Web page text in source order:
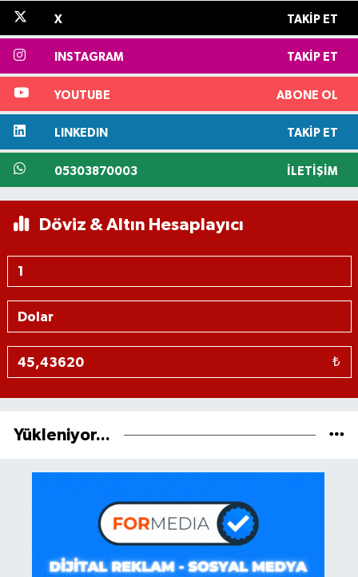
X TAKIP ET
INSTAGRAM TAKIP ET
YOUTUBE ABONE OL
LINKEDIN TAKIP ET
05303870003 İLETIŞIM
Döviz & Altın Hesaplayıcı
₺
Yükleniyor...